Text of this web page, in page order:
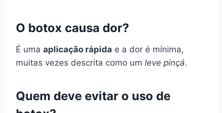
O botox causa dor?
É uma aplicação rápida e a dor é mínima,
muitas vezes descrita como um leve pinçá.
Quem deve evitar o uso de